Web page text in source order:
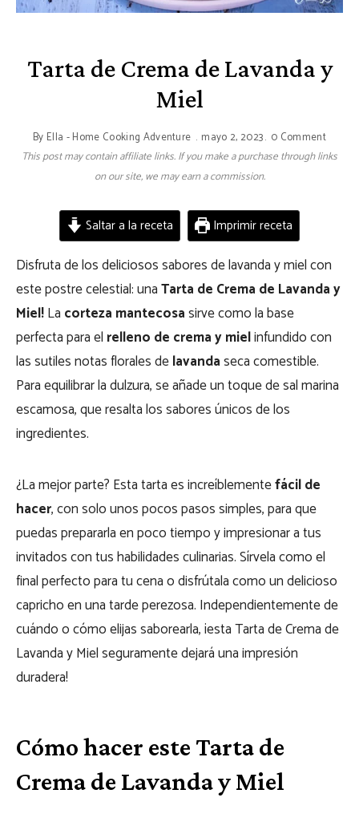
Tarta de Crema de Lavanda y
Miel
By Ella - Home Cooking Adventure mayo 2, 2023 0 Comment
This post may contain affiliate links. If you make a purchase through links
on our site, we may earn a commission.
Saltar a la receta Imprimir receta
Disfruta de los deliciosos sabores de lavanda y miel con
este postre celestial: unaTarta de Crema de Lavanda y
Miel!La corteza mantecosasirve como la base
perfecta para el relleno de crema y mielinfundido con
las sutiles notas florales delavandaseca comestible.
Para equilibrar la dulzura, se añade un toque de sal marina
escamosa, que resalta los sabores únicos de los
ingredientes.
¿La mejor parte? Esta tarta es increíblementefácil de
hacer, con solo unos pocos pasos simples, para que
puedas prepararla en poco tiempo y impresionar a tus
invitados con tus habilidades culinarias. Sírvela como el
final perfecto para tu cena o disfrútala como un delicioso
capricho en una tarde perezosa. Independientemente de
cuándo o cómo elijas saborearla, ¡esta Tarta de Crema de
Lavanda y Miel seguramente dejará una impresión
duradera!
Cómo hacer este Tarta de
Crema de Lavanda y Miel